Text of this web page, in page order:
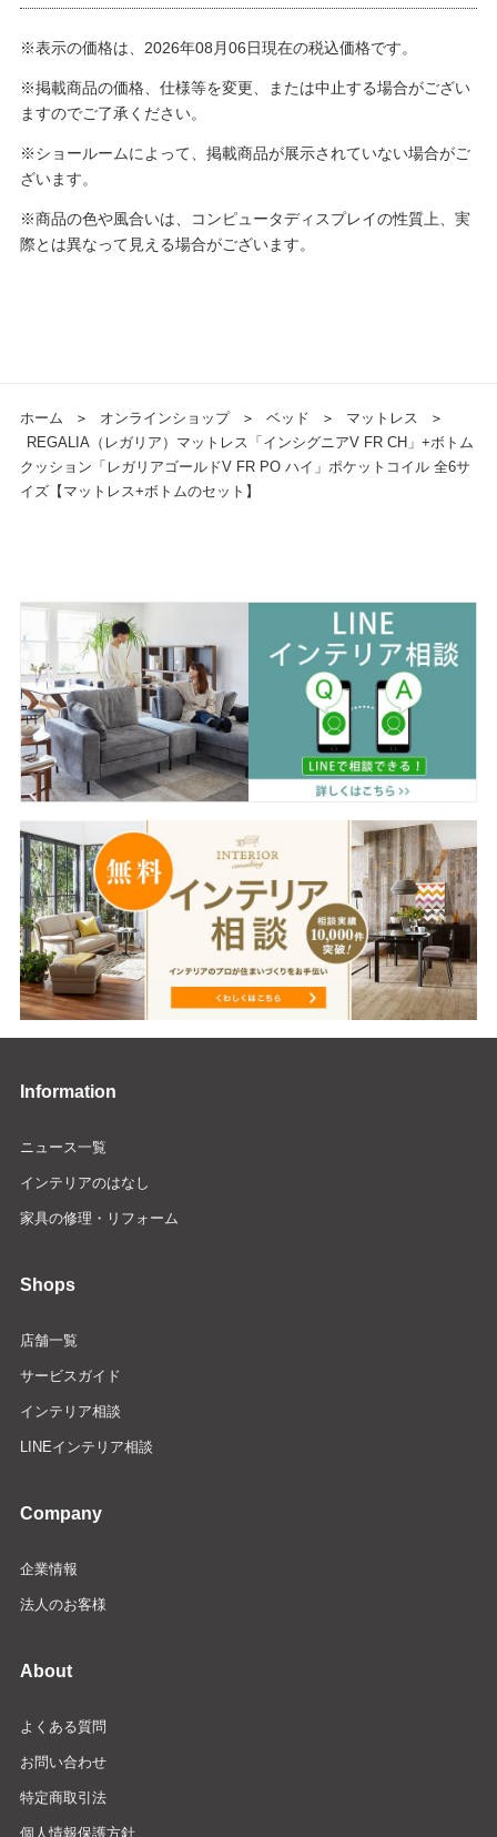
※表示の価格は、2026年08月06日現在の税込価格です。
※掲載商品の価格、仕様等を変更、または中止する場合がござい
ますのでご了承ください。
※ショールームによって、掲載商品が展示されていない場合がご
ざいます。
※商品の色や風合いは、コンピュータディスプレイの性質上、実
際とは異なって見える場合がございます。
ホーム ＞ オンラインショップ ＞ ベッド ＞ マットレス
＞
REGALIA（レガリア）マットレス「インシグニアV FR CH」+ボトム
クッション「レガリアゴールドV FR PO ハイ」ポケットコイル 全6サ
イズ【マットレス+ボトムのセット】
Information
ニュース一覧
インテリアのはなし
家具の修理・リフォーム
Shops
店舗一覧
サービスガイド
インテリア相談
LINEインテリア相談
Company
企業情報
法人のお客様
About
よくある質問
お問い合わせ
特定商取引法
個人情報保護方針